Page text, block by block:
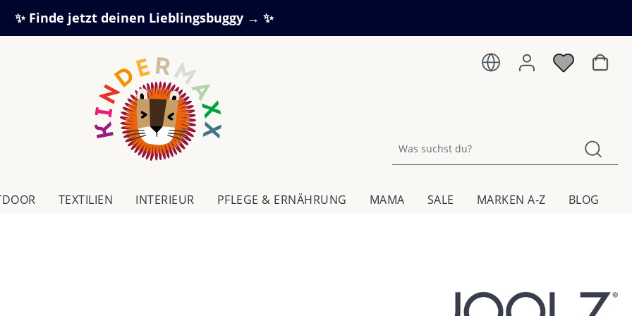
✨ Finde jetzt deinen Lieblingsbuggy → ✨
TEXTILIEN IN­TE­RI­EUR PFLEGE & ERNÄHRUNG MAMA SALE MARKEN A-Z BLOG